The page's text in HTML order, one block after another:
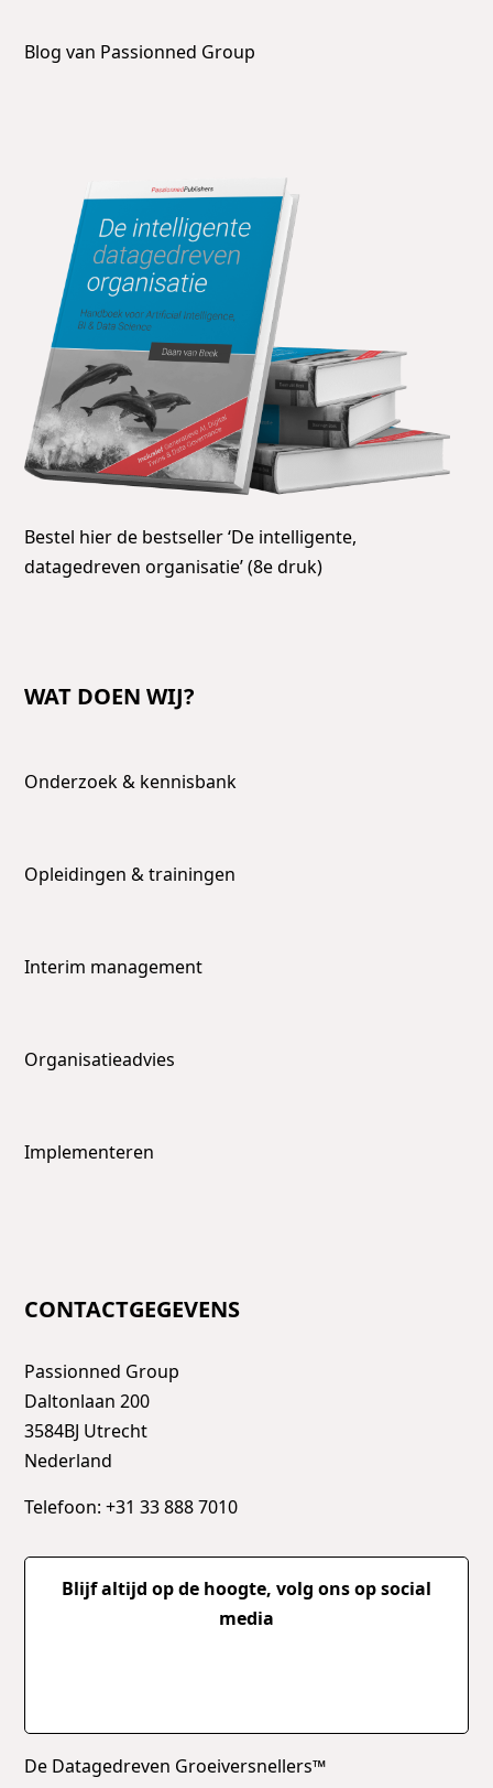
Blog van Passionned Group
Bestel hier de bestseller ‘De intelligente,
datagedreven organisatie’ (8e druk)
WAT DOEN WIJ?
Onderzoek & kennisbank
Opleidingen & trainingen
Interim management
Organisatieadvies
Implementeren
CONTACTGEGEVENS
Passionned Group
Daltonlaan 200
3584BJ Utrecht
Nederland
Telefoon: +31 33 888 7010
Blijf altijd op de hoogte, volg ons op social
media
De Datagedreven Groeiversnellers™